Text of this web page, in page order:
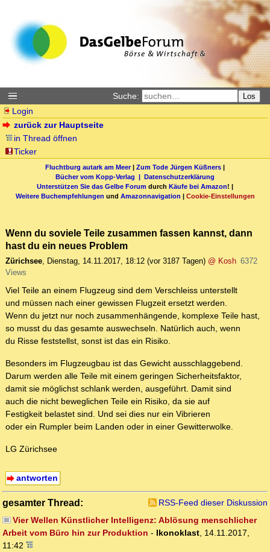
Suche: Los
Login
zurück zur Hauptseite
in Thread öffnen
Ticker
Fluchtburg autark am Meer| Zum Tode Jürgen Küßners |
Bücher vom Kopp-Verlag | Datenschutzerklärung
Unterstützen Sie das Gelbe Forum durch Käufe bei Amazon! |
Weitere Buchempfehlungen und Amazonnavigation | Cookie-Einstellungen
Wenn du soviele Teile zusammen fassen kannst, dann
hast du ein neues Problem
Zürichsee, Dienstag, 14.11.2017, 18:12 (vor 3187 Tagen) @ Kosh 6372
Views
Viel Teile an einem Flugzeug sind dem Verschleiss unterstellt
und müssen nach einer gewissen Flugzeit ersetzt werden.
Wenn du jetzt nur noch zusammenhängende, komplexe Teile hast,
so musst du das gesamte auswechseln. Natürlich auch, wenn
du Risse feststellst, sonst ist das ein Risiko.
Besonders im Flugzeugbau ist das Gewicht ausschlaggebend.
Darum werden alle Teile mit einem geringen Sicherheitsfaktor,
damit sie möglichst schlank werden, ausgeführt. Damit sind
auch die nicht beweglichen Teile ein Risiko, da sie auf
Festigkeit belastet sind. Und sei dies nur ein Vibrieren
oder ein Rumpler beim Landen oder in einer Gewitterwolke.
LG Zürichsee
antworten
gesamter Thread:
RSS-Feed dieser Diskussion
Vier Wellen Künstlicher Intelligenz: Ablösung menschlicher
Arbeit vom Büro hin zur Produktion - Ikonoklast, 14.11.2017,
11:42